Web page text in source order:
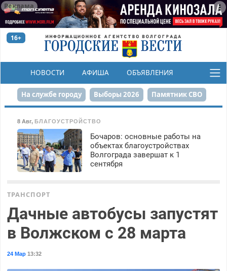
Реклама
16+
НОВОСТИ АФИША ОБЪЯВЛЕНИЯ
КОНКУРСЫ
На службе городу Выборы 2026 Памятник СВО
Сталинград в сердце
Набережная День Победы Реконструкция ЦПКиО
80-летие Победы Парк Героев-летчиков
8 Авг, БЛАГОУСТРОЙСТВО
Бочаров: основные работы на
объектах благоустройствах
Волгограда завершат к 1
сентября
ТРАНСПОРТ
Дачные автобусы запустят
в Волжском с 28 марта
24 Мар13:32